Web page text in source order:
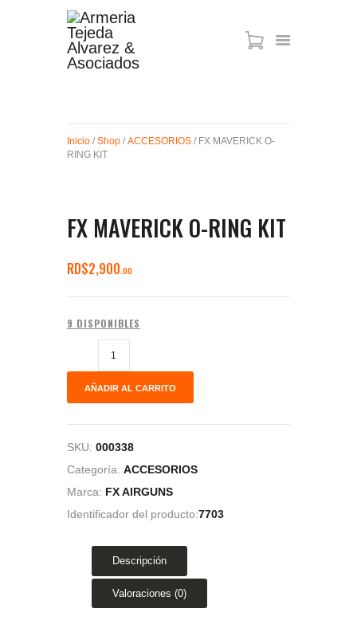
MIRAS
MUNICIONES
Inicio / Shop / ACCESORIOS / FX MAVERICK O-
RING KIT
FX MAVERICK O-RING KIT
RD$2,900 00
9 DISPONIBLES
AÑADIR AL CARRITO
SKU: 000338
Categoría: ACCESORIOS
Marca: FX AIRGUNS
Identificador del producto:7703
Descripción
Valoraciones (0)